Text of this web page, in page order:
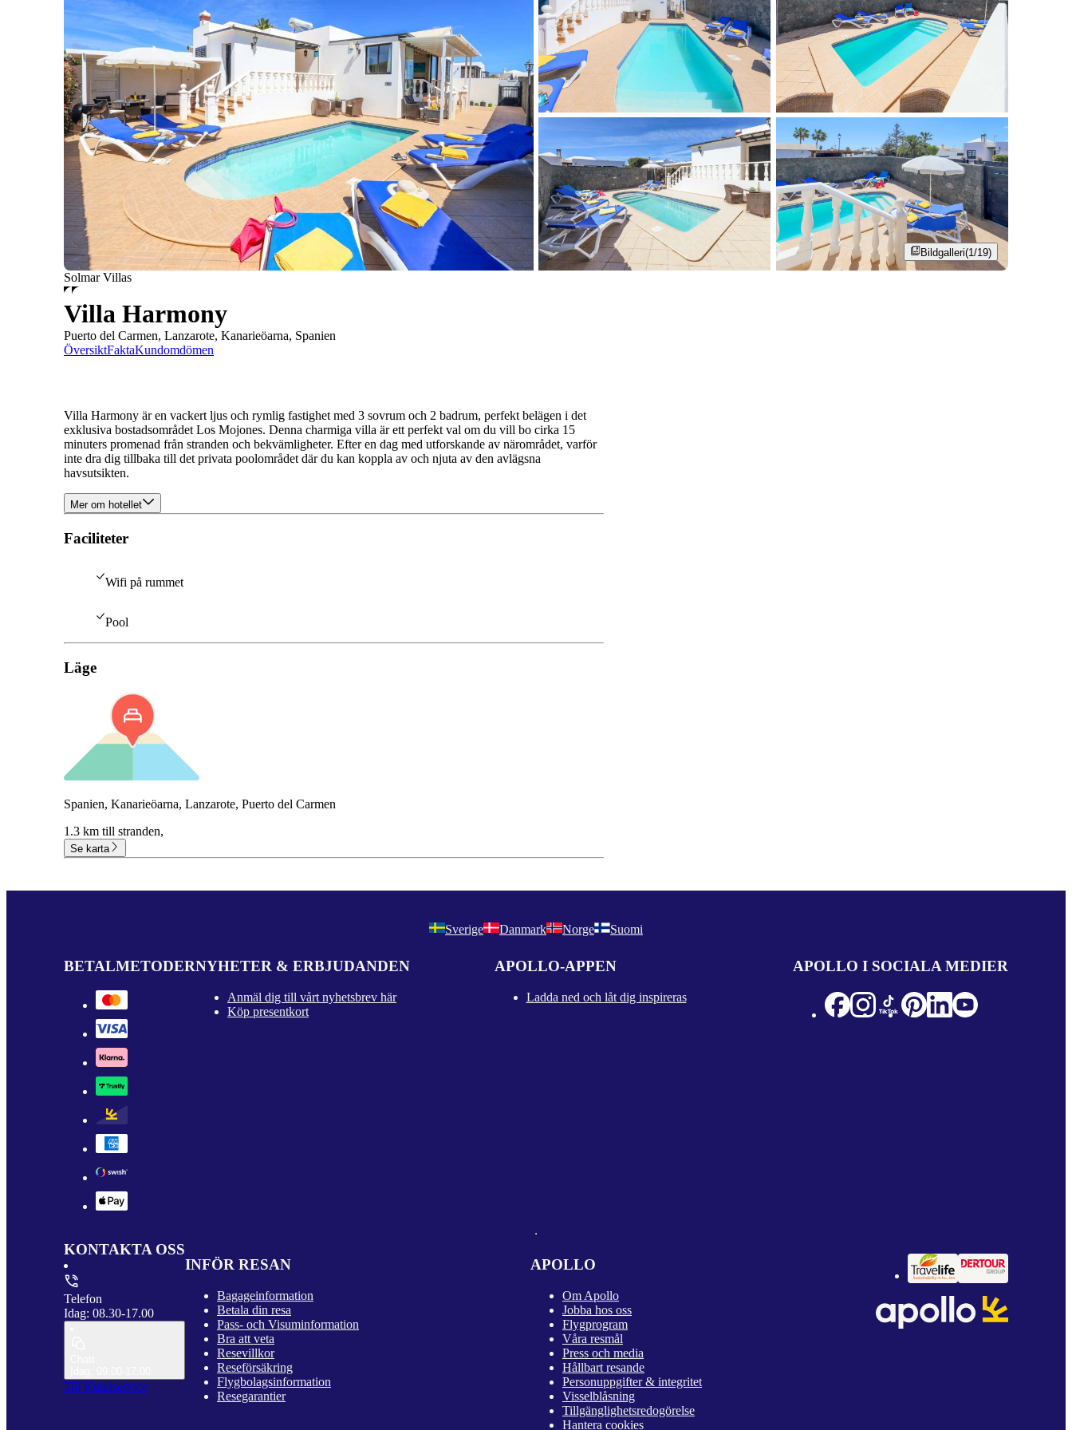
Bildgalleri(1/19)
Solmar Villas
Villa Harmony
Puerto del Carmen, Lanzarote, Kanarieöarna, Spanien
ÖversiktFaktaKundomdömen
Villa Harmony är en vackert ljus och rymlig fastighet med 3 sovrum och 2 badrum, perfekt belägen i det
exklusiva bostadsområdet Los Mojones. Denna charmiga villa är ett perfekt val om du vill bo cirka 15
minuters promenad från stranden och bekvämligheter. Efter en dag med utforskande av närområdet, varför
inte dra dig tillbaka till det privata poolområdet där du kan koppla av och njuta av den avlägsna
havsutsikten.
Mer om hotellet
Faciliteter
Wifi på rummet
Pool
Läge
Spanien, Kanarieöarna, Lanzarote, Puerto del Carmen
1.3 km till stranden,
Se karta
Sverige Danmark Norge Suomi
BETALMETODERNYHETER & ERBJUDANDEN
Anmäl dig till vårt nyhetsbrev här
Köp presentkort
APOLLO-APPEN
Ladda ned och låt dig inspireras
APOLLO I SOCIALA MEDIER
KONTAKTA OSS
Telefon
Idag: 08.30-17.00
Till Kundservice
INFÖR RESAN
Bagageinformation
Betala din resa
Pass- och Visuminformation
Bra att veta
Resevillkor
Reseförsäkring
Flygbolagsinformation
Resegarantier
APOLLO
Om Apollo
Jobba hos oss
Flygprogram
Våra resmål
Press och media
Hållbart resande
Personuppgifter & integritet
Visselblåsning
Tillgänglighetsredogörelse
Hantera cookies